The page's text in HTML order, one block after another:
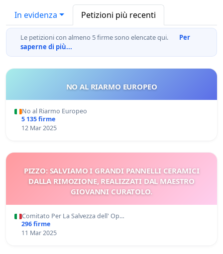
In evidenza Petizioni più recenti
Le petizioni con almeno 5 firme sono elencate qui.
Per
saperne di più...
NO AL RIARMO EUROPEO
No al Riarmo Europeo
5 135 firme
12 Mar 2025
PIZZO: SALVIAMO I GRANDI PANNELLI CERAMICI
DALLA RIMOZIONE, REALIZZATI DAL MAESTRO
GIOVANNI CURATOLO.
Comitato Per La Salvezza dell' Op…
296 firme
11 Mar 2025